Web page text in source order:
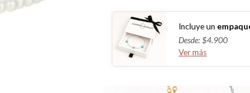
Incluye un
Desde: $4.900
Ver más